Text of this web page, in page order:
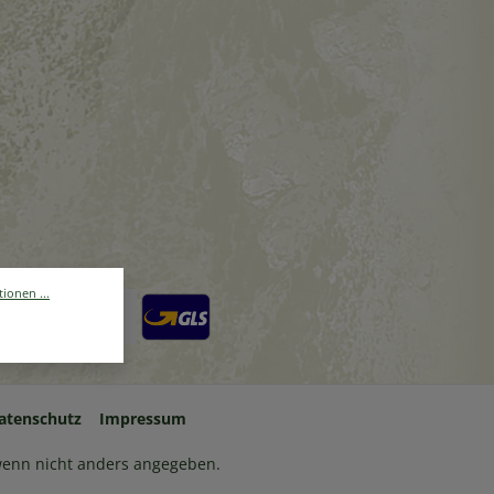
Impressum
nicht anders angegeben.
...